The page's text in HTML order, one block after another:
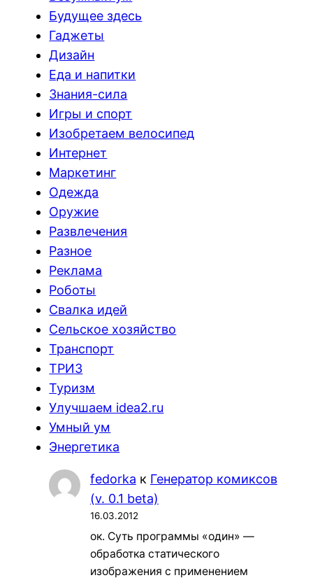
Будущее здесь
Гаджеты
Дизайн
Еда и напитки
Знания-сила
Игры и спорт
Изобретаем велосипед
Интернет
Маркетинг
Одежда
Оружие
Развлечения
Разное
Реклама
Роботы
Свалка идей
Сельское хозяйство
Транспорт
ТРИЗ
Туризм
Улучшаем idea2.ru
Умный ум
Энергетика
fedorka к Генератор комиксов
(v. 0.1 beta)
16.03.2012
ок. Суть программы «один» —
обработка статического
изображения с применением